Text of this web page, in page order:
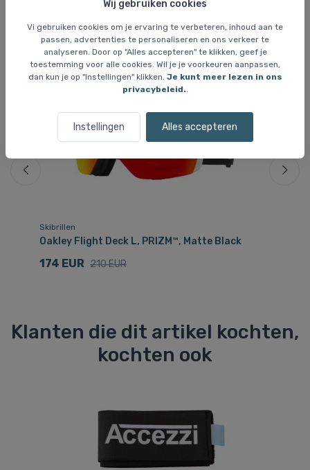
Wij gebruiken cookies
Vi gebruiken cookies om je ervaring te verbeteren, inhoud aan te
passen, advertenties te personaliseren en ons verkeer te
analyseren. Door op "Alles accepteren" te klikken, geef je
toestemming voor alle cookies. Wil je je voorkeuren aanpassen,
dan kun je op "Instellingen" klikken. Je kunt meer lezen in ons
privacybeleid..
Instellingen Alles accepteren
Vergelijkbare items
Gratis bezorging
Skibrillen
Oakley Flight Deck L, PRIZM™, Matte Black
174 EUR 210 EUR
Klanten die dit artikel kochten,
kochten ook